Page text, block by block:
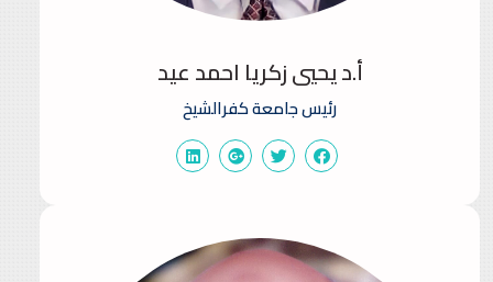
أ.د يحيي زكريا احمد عيد
رئيس جامعة كفرالشيخ